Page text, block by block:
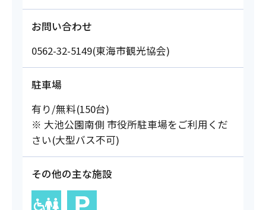
お問い合わせ
0562-32-5149(東海市観光協会)
駐車場
有り/無料(150台)
※ 大池公園南側 市役所駐車場をご利用くだ
さい(大型バス不可)
その他の主な施設